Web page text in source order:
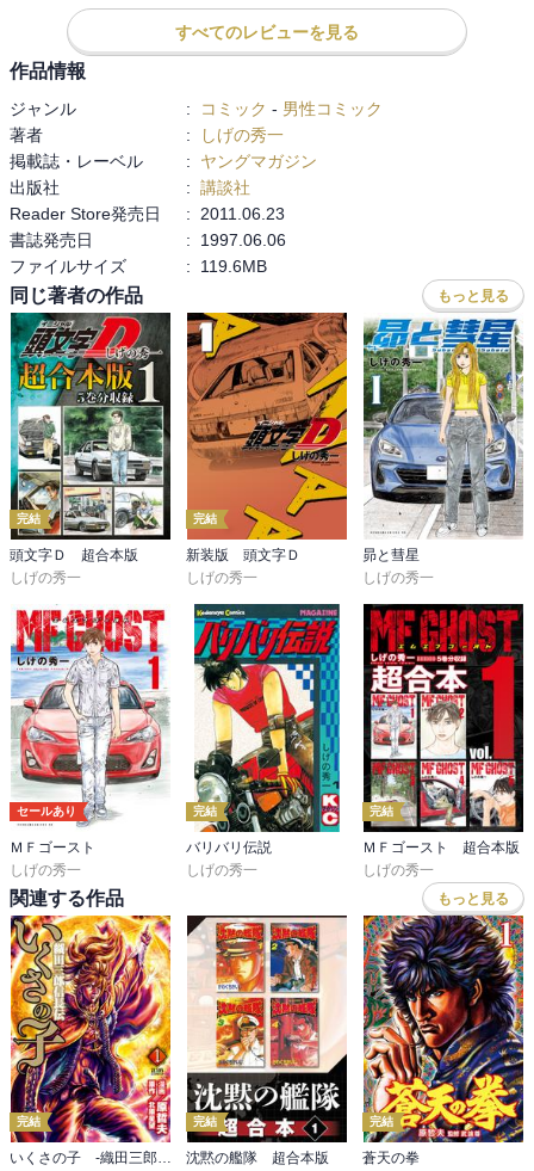
迎えに戻るのが面倒だからとイツキを乗せるところが
拓海らしいが
ハチロクの後部座席にシートベルトは存在しないのか？
せめて助手席のシートにでも掴まっていて欲しい。
すべてのレビューを見る
作品情報
ジャンル : コミック - 男性コミック
著者
:
しげの秀一
掲載誌・レーベル
:
ヤングマガジン
出版社
: 講談社
Reader Store発売日
:
2011.06.23
書誌発売日
:
1997.06.06
ファイルサイズ
: 119.6MB
同じ著者の作品 もっと見る
完結
頭文字Ｄ 超合本版
しげの秀一
完結
新装版 頭文字Ｄ
しげの秀一
昴と彗星
しげの秀一
セールあり
ＭＦゴースト
しげの秀一
完結
バリバリ伝説
しげの秀一
完結
ＭＦゴースト 超合本版
しげの秀一
関連する作品 もっと見る
完結
いくさの子 ‐織田三郎信長伝‐
完結
沈黙の艦隊 超合本版
完結
蒼天の拳